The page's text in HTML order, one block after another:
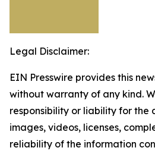
Legal Disclaimer:
EIN Presswire provides this
without warranty of any kind.
responsibility or liability for the
images, videos, licenses,
reliability of the information